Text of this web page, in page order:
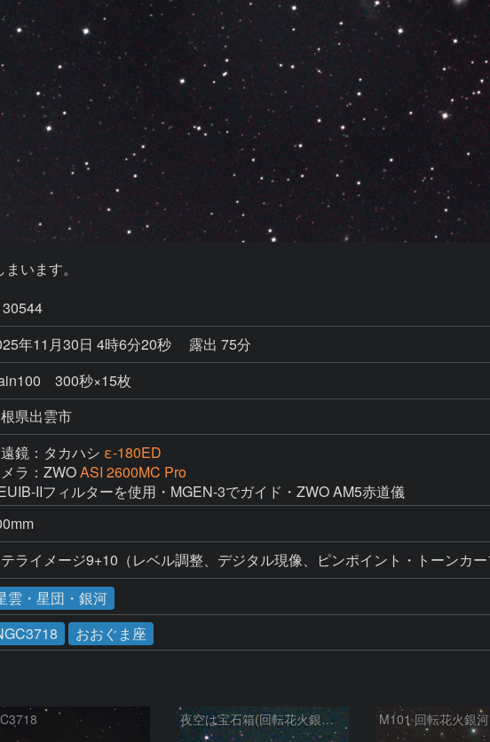
います。
年11月30日 4時6分20秒
露出 75分
300秒×15枚
県出雲市
鏡：タカハシ ε-180ED
ラ：ZWOASI 2600MC Pro
IIフィルターを使用・MGEN-3でガイド・ZWO AM5赤道儀
雲・星団・銀河
おおぐま座
夜空は宝石箱(回転花火銀河 M101) Seestar50 M101 回転花火銀河